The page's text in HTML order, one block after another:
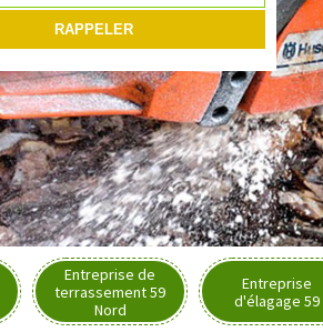
Entreprise de
terrassement 59
Nord
Entreprise
d'élagage 59